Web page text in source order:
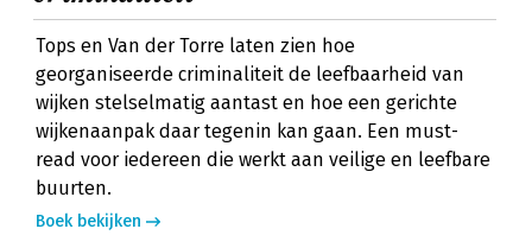
Tops en Van der Torre laten zien hoe
georganiseerde criminaliteit de leefbaarheid van
wijken stelselmatig aantast en hoe een gerichte
wijkenaanpak daar tegenin kan gaan. Een must-
read voor iedereen die werkt aan veilige en leefbare
buurten.
Boek bekijken